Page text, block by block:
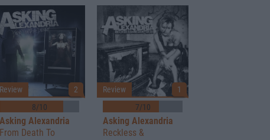
8/10
Review
Asking Alexandria
2
From Death To
7/10
Review
Asking Alexandria
1
Reckless &